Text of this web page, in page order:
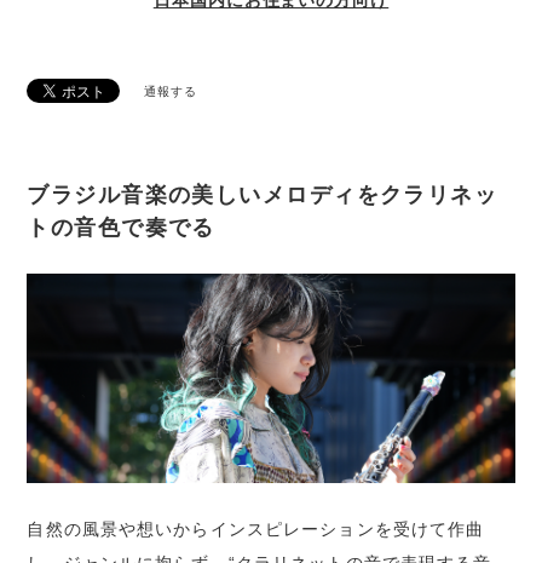
通報する
ブラジル音楽の美しいメロディをクラリネッ
トの音色で奏でる
自然の風景や想いからインスピレーションを受けて作曲